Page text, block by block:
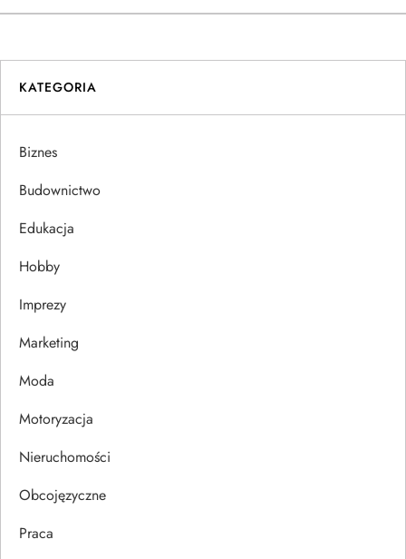
w
i
g
a
c
a
w
p
u
KATEGORIA
Biznes
Budownictwo
Edukacja
Hobby
Imprezy
Marketing
Moda
Motoryzacja
Nieruchomości
Obcojęzyczne
Praca